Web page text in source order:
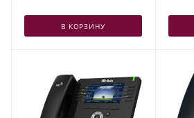
В КОРЗИНУ